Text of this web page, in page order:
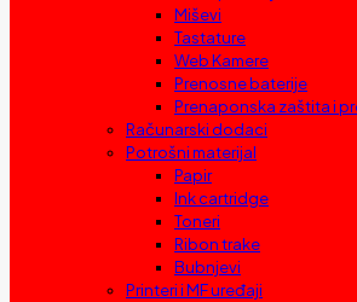
Miševi
Tastature
Web Kamere
Prenosne baterije
Prenaponska zaštita i
Računarski dodaci
Potrošni materijal
Papir
Ink cartridge
Toneri
Ribon trake
Bubnjevi
Printeri i MF uređaji